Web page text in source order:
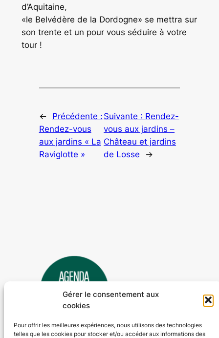
Gérer le consentement aux
cookies
Pour offrir les meilleures expériences, nous utilisons des technologies
telles que les cookies pour stocker et/ou accéder aux informations des
d’Aquitaine,
«le Belvédère de la Dordogne» se mettra sur
son trente et un pour vous séduire à votre
tour !
←
Précédente :
Rendez-vous
aux jardins « La
Raviglotte »
Suivante : Rendez-
vous aux jardins –
Château et jardins
de Losse
→